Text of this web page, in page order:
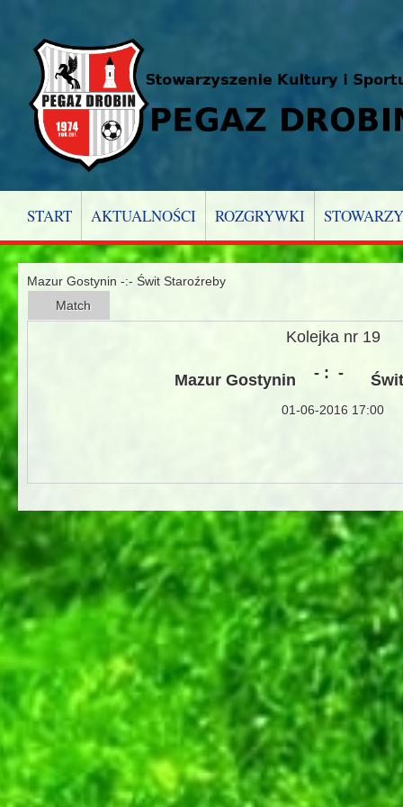
START AKTUALNOŚCI ROZGRYWKI
Mazur Gostynin -:- Świt Staroźreby
Match
Kolejka nr 19
Mazur Gostynin - : -
01-06-2016 17:00